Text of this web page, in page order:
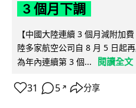
3 個月下調
【中國大陸連續 3 個月減附加
陸多家航空公司自 8 月 5 日起
為年內連續第 3 個...
閱讀全文
31 5 ↗ 分享